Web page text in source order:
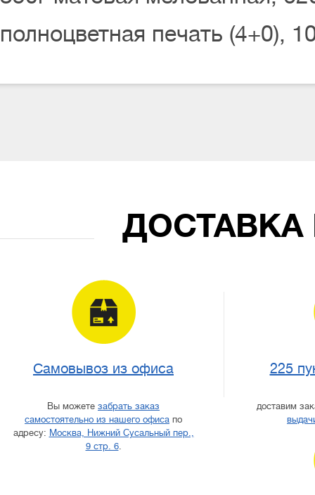
полноцветная печать (4+0),
Самовывоз из офиса
Вы можете забрать заказ
самостоятельно из нашего офиса по
адресу: Москва, Нижний Сусальный пер.,
9 стр. 6.
225
доставим